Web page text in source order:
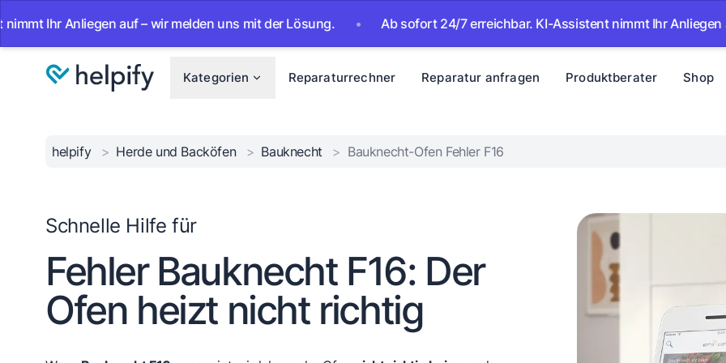
Anliegen auf – wir melden uns mit der Lösung. • Ab sofort 24/7 erreichbar. KI-Assistent nimmt Ihr Anliegen auf –
Kategorien Reparaturrechner Reparatur anfragen Produktberater Shop
helpify > Herde und Backöfen > Bauknecht > Bauknecht-Ofen Fehler F16
Schnelle Hilfe für
Fehler Bauknecht F16: Der
Ofen heizt nicht richtig